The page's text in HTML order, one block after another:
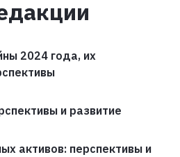
2024 года, их
и развитие
активов: перспективы и